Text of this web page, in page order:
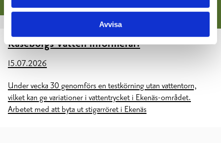
Avvisa
Raseborgs Vatten informerar:
15.07.2026
Under vecka 30 genomförs en testkörning utan vattentorn,
vilket kan ge variationer i vattentrycket i Ekenäs-området.
Arbetet med att byta ut stigarröret i Ekenäs